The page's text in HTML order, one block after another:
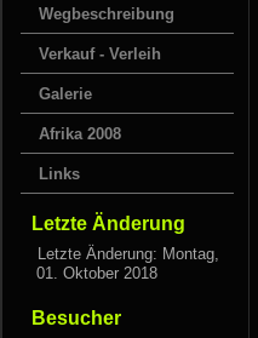
Wegbeschreibung
Verkauf - Verleih
Galerie
Afrika 2008
Links
Letzte Änderung
Letzte Änderung: Montag,
01. Oktober 2018
Besucher